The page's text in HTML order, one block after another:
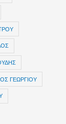
ΓΕΩΡΓΙΟΥ